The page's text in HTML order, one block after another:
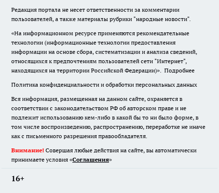
Редакция портала не несет ответственности за комментарии
пользователей, а также материалы рубрики "народные новости".
«На информационном ресурсе применяются рекомендательные
технологии (информационные технологии предоставления
информации на основе сбора, систематизации и анализа сведений,
относящихся к предпочтениям пользователей сети "Интернет",
находящихся на территории Российской Федерации)». Подробнее
Политика конфиденциальности и обработки персональных данных
Вся информация, размещенная на данном сайте, охраняется в
соответствии с законодательством РФ об авторском праве и не
подлежит использованию кем-либо в какой бы то ни было форме, в
том числе воспроизведению, распространению, переработке не иначе
как с письменного разрешения правообладателя.
Внимание! Совершая любые действия на сайте, вы автоматически
принимаете условия «Cоглашения»
16+